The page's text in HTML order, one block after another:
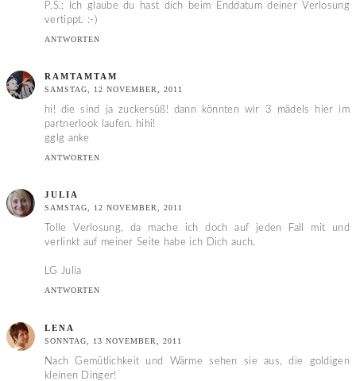
P.S.: Ich glaube du hast dich beim Enddatum deiner Verlosung
vertippt. :-)
ANTWORTEN
RAMTAMTAM
SAMSTAG, 12 NOVEMBER, 2011
hi! die sind ja zuckersüß! dann könnten wir 3 mädels hier im
partnerlook laufen. hihi!
gglg anke
ANTWORTEN
JULIA
SAMSTAG, 12 NOVEMBER, 2011
Tolle Verlosung, da mache ich doch auf jeden Fall mit und
verlinkt auf meiner Seite habe ich Dich auch.
LG Julia
ANTWORTEN
LENA
SONNTAG, 13 NOVEMBER, 2011
Nach Gemütlichkeit und Wärme sehen sie aus, die goldigen
kleinen Dinger!